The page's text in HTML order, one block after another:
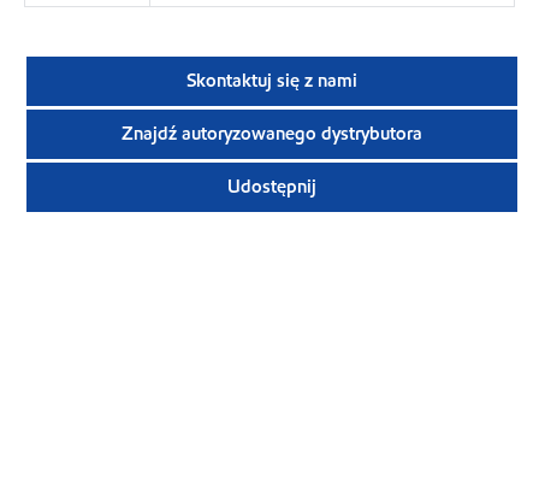
Skontaktuj się z nami
Znajdź autoryzowanego dystrybutora
Udostępnij